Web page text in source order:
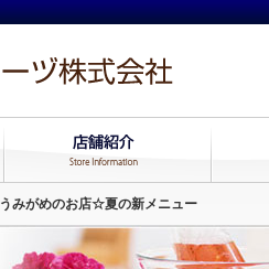
うみがめのお店☆夏の新メニュー